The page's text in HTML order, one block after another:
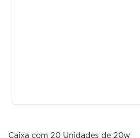
Caixa com 20 Unidades de 20w